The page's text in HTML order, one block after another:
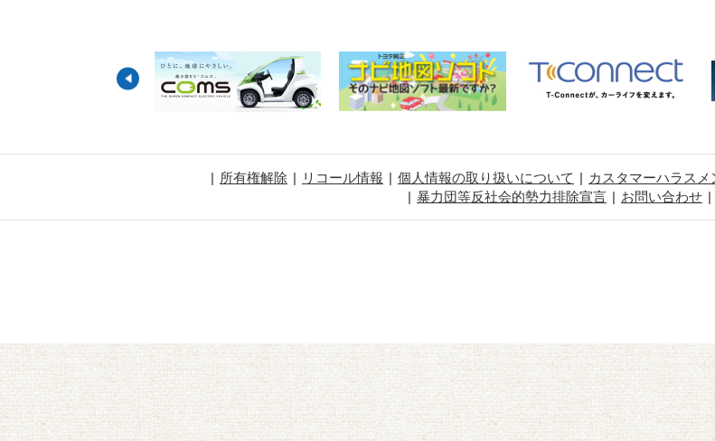
所有権解除 リコール情報 個人情報の取り扱いについて カスタマーハラス
暴力団等反社会的勢力排除宣言
お問い合わせ